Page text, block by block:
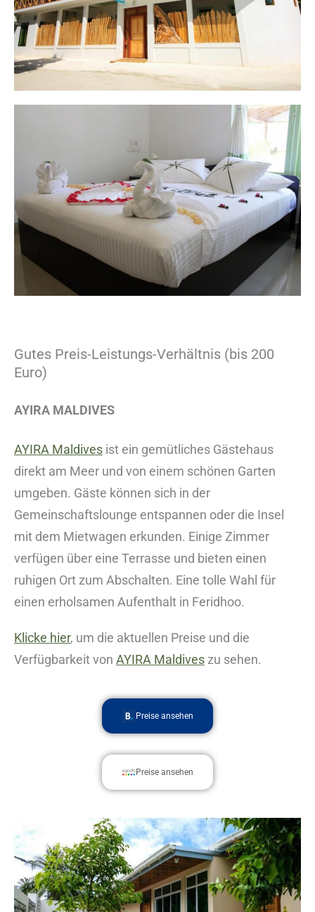
Gutes Preis-Leistungs-Verhältnis (bis 200
Euro)
AYIRA MALDIVES
AYIRA Maldives ist ein gemütliches Gästehaus
direkt am Meer und von einem schönen Garten
umgeben. Gäste können sich in der
Gemeinschaftslounge entspannen oder die Insel
mit dem Mietwagen erkunden. Einige Zimmer
verfügen über eine Terrasse und bieten einen
ruhigen Ort zum Abschalten. Eine tolle Wahl für
einen erholsamen Aufenthalt in Feridhoo.
Klicke hier, um die aktuellen Preise und die
Verfügbarkeit von AYIRA Maldives zu sehen.
Preise ansehen
Preise ansehen